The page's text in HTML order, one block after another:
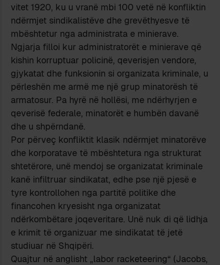
vitet 1920, ku u vranë mbi 100 vetë në konfliktin
ndërmjet sindikalistëve dhe grevëthyesve të
mbështetur nga administrata e minierave.
Ngjarja filloi kur administratorët e minierave që
kishin korruptuar policinë, qeverisjen vendore,
gjykatat dhe funksionin si organizata kriminale, u
përleshën me armë me një grup minatorësh të
armatosur. Pa hyrë në hollësi, me ndërhyrjen e
qeverisë federale, minatorët e humbën davanë
dhe u shpërndanë.
Por përveç konfliktit klasik ndërmjet minatorëve
dhe korporatave të mbështetura nga strukturat
shtetërore, unë mendoj se organizatat kriminale
kanë infiltruar sindikatat, edhe pse një pjesë e
tyre kontrollohen nga partitë politike dhe
financohen kryesisht nga organizatat
ndërkombëtare joqeveritare. Unë nuk di që lidhja
e krimit të organizuar me sindikatat të jetë
studiuar në Shqipëri.
Quajtur në anglisht „labor racketeering“ (Jacobs,